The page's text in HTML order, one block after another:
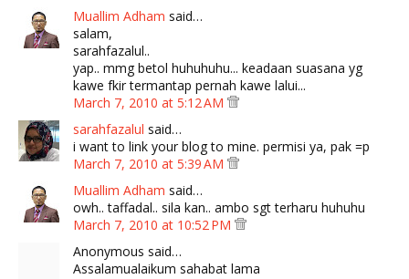
Muallim Adham said…
salam,
sarahfazalul..
yap.. mmg betol huhuhuhu... keadaan suasana yg
kawe fkir termantap pernah kawe lalui...
March 7, 2010 at 5:12 AM
sarahfazalul said…
i want to link your blog to mine. permisi ya, pak =p
March 7, 2010 at 5:39 AM
Muallim Adham said…
owh.. taffadal.. sila kan.. ambo sgt terharu huhuhu
March 7, 2010 at 10:52 PM
Anonymous said…
Assalamualaikum sahabat lama